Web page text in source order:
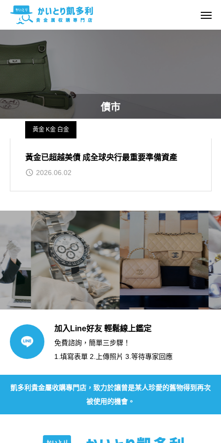
債市
黃金 K金 白金
黃金已超越美債 成全球央行最重要準備資產
2026.06.02
加入Line好友 輕鬆線上鑑定
免費諮詢，簡單三步驟！
1.填寫表單 2.上傳照片 3.等待專家回應
凱多利貴金屬收購專門店，致力於讓曾是某人珍愛的舊物得到再次
被使用的機會。